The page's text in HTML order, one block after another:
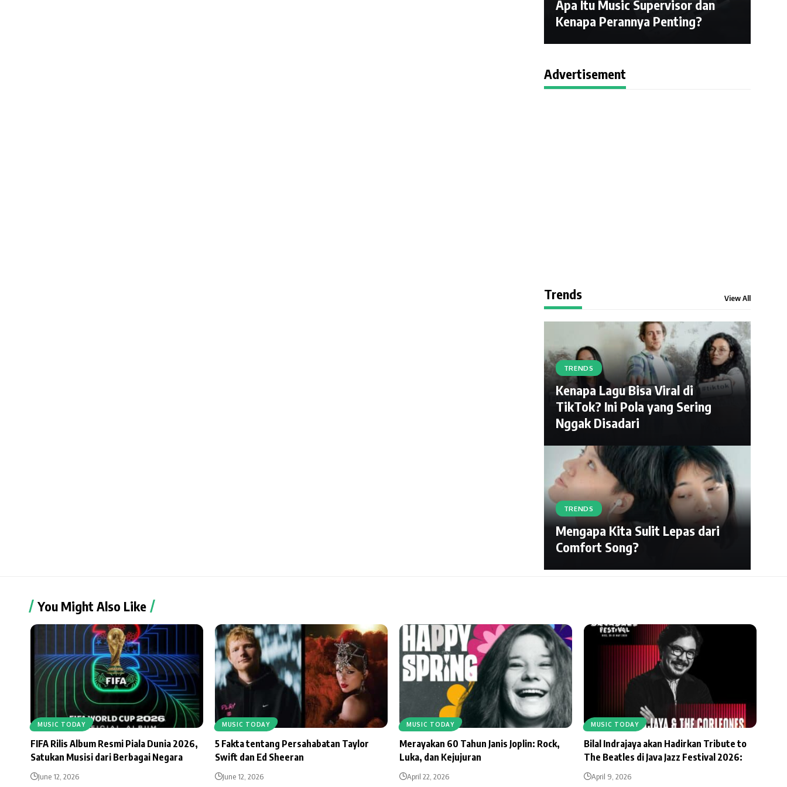
Apa Itu Music Supervisor dan
Kenapa Perannya Penting?
Advertisement
Trends View All
TRENDS
Kenapa Lagu Bisa Viral di
TikTok? Ini Pola yang Sering
Nggak Disadari
TRENDS
Mengapa Kita Sulit Lepas dari
Comfort Song?
You Might Also Like
MUSIC TODAY
FIFA Rilis Album Resmi Piala Dunia 2026,
Satukan Musisi dari Berbagai Negara
June 12, 2026
MUSIC TODAY
5 Fakta tentang Persahabatan Taylor
Swift dan Ed Sheeran
June 12, 2026
MUSIC TODAY
Merayakan 60 Tahun Janis Joplin: Rock,
Luka, dan Kejujuran
April 22, 2026
MUSIC TODAY
Bilal Indrajaya akan Hadirkan Tribute to
The Beatles di Java Jazz Festival 2026:
April 9, 2026